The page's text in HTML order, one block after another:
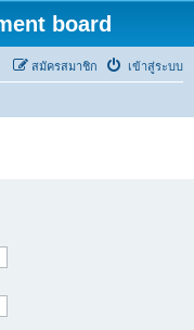
board
เข้าสู่ระบบ
สมัครสมาชิก